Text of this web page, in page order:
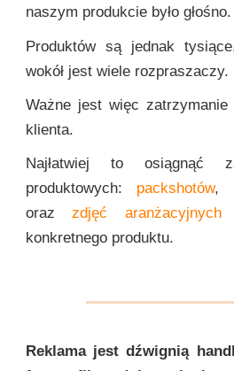
naszym produkcie było głośno.
Produktów są jednak
wokół jest wiele rozpraszaczy.
Ważne jest więc zatrzymanie
klienta.
Najłatwiej to osiągnąć
produktowych: packshotów,
orazzdjęć aranżacyjnychz
konkretnego produktu.
Reklama jest dźwignią